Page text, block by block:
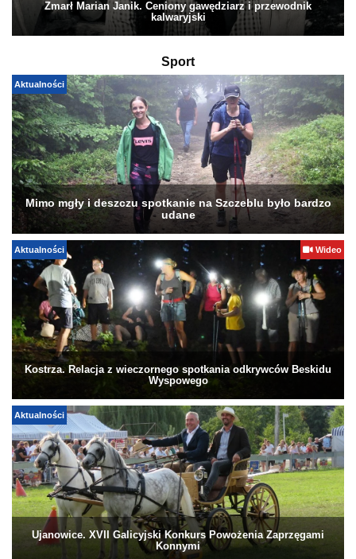
Zmarł Marian Janik. Ceniony gawędziarz i przewodnik
kalwaryjski
Sport
Aktualności
Mimo mgły i deszczu spotkanie na Szczeblu było bardzo
udane
Aktualności Wideo
Kostrza. Relacja z wieczornego spotkania odkrywców Beskidu
Wyspowego
Aktualności
Ujanowice. XVII Galicyjski Konkurs Powożenia Zaprzęgami
Konnymi